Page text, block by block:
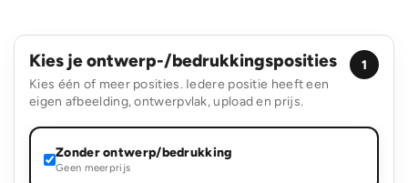
Kies je ontwerp-/bedrukkingsposities
Kies één of meer posities. Iedere positie heeft een
eigen afbeelding, ontwerpvlak, upload en prijs.
1
Zonder ontwerp/bedrukking
Geen meerprijs